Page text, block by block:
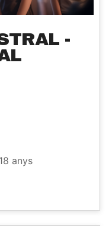
-
anys